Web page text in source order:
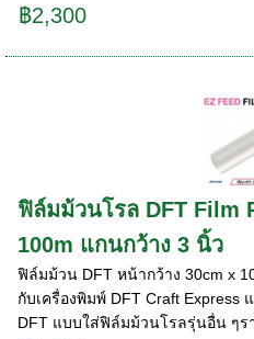
฿2,300
ฟิล์มม้วนโรล DFT Film
100m แกนกว้าง 3 นิ้ว
ฟิล์มม้วน DFT หน้ากว้าง 30cm x
กับเครื่องพิมพ์ DFT Craft Express
DFT แบบใส่ฟิล์มม้วนโรลรุ่นอื่น ๆร